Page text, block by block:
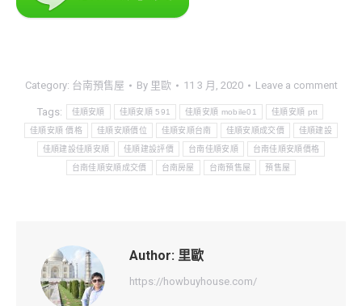
Category: 台南預售屋 By 里歐 11 3 月, 2020 Leave a comment
Tags: 佳順安順 佳順安順 591 佳順安順 mobile01 佳順安順 ptt
佳順安順 價格 佳順安順價位 佳順安順台南 佳順安順成交價 佳順建設
佳順建設佳順安順 佳順建設評價 台南佳順安順 台南佳順安順價格
台南佳順安順成交價 台南房屋 台南預售屋 預售屋
Author: 里歐
https://howbuyhouse.com/